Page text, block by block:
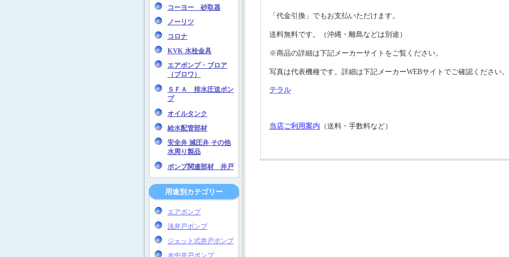
コーヨー 砂取器
ノーリツ
コロナ
KVK 水栓金具
エアポンプ・ブロア
（ブロワ）
ＳＦＡ 排水圧送ポン
プ
オイルタンク
給水配管部材
安全弁 減圧弁 その他
水周り製品
ポンプ関連部材 井戸
用途別カテゴリー
エアポンプ
浅井戸ポンプ
ジェット式井戸ポンプ
水中井戸ポンプ
「代金引換」でもお支払いただけます。
送料無料です。（沖縄・離島などは別途）
※商品の詳細は下記メーカーサイトをご覧ください。
写真は代表機種です。詳細は下記メーカーWEBサイトでご確認ください。
テラル
当店ご利用案内 （送料・手数料など）